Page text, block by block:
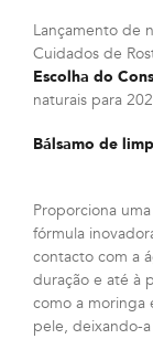
Lançamento de
Cuidados de
Escolha do
naturais para
Bálsamo de
Proporciona
fórmula
contacto com a
duração e até à
como a moringa
pele, deixando-